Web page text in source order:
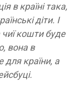
в країні така,
діти. І
кошти буде
вона в
для країни, а